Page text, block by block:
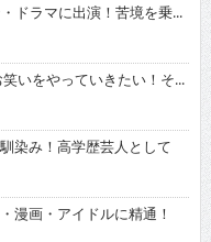
ドラマに出演！苦境を乗...
いをやっていきたい！そ...
染み！高学歴芸人として
画・アイドルに精通！